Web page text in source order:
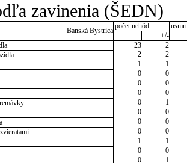
zavinenia (ŠEDN)
Banská Bystrica
počet nehôd
+/-
23
-2
2
2
1
1
0
0
0
0
0
0
0
-1
0
0
0
0
0
0
1
1
0
0
0
-1